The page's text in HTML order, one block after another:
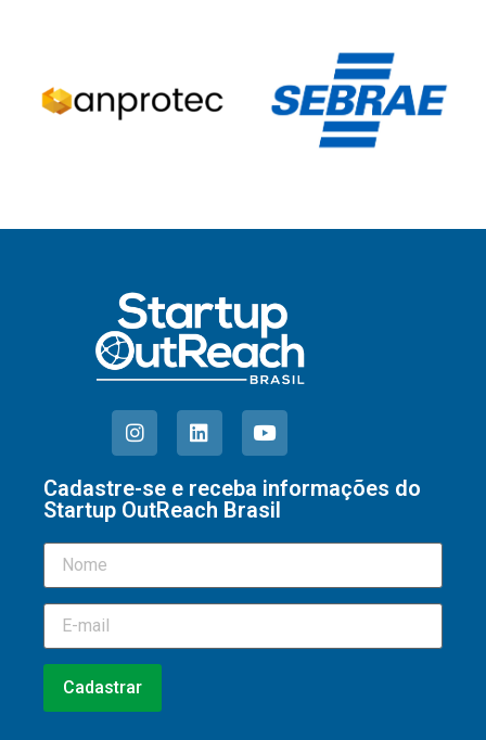
Cadastre-se e receba informações do
Startup OutReach Brasil